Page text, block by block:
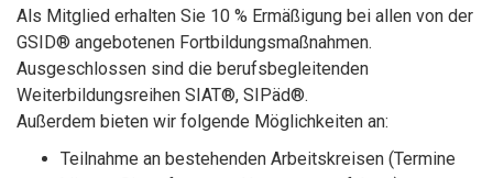
Als Mitglied erhalten Sie 10 % Ermäßigung bei allen von der
GSID® angebotenen Fortbildungsmaßnahmen.
Ausgeschlossen sind die berufsbegleitenden
Weiterbildungsreihen SIAT®, SIPäd®.
Außerdem bieten wir folgende Möglichkeiten an:
Teilnahme an bestehenden Arbeitskreisen (Termine